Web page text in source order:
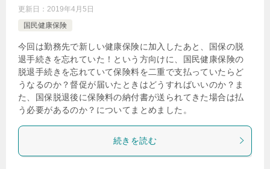
更新日： 2019年4月5日
国民健康保険
今回は勤務先で新しい健康保険に加入したあと、国保の脱
退手続きを忘れていた！という方向けに、国民健康保険の
脱退手続きを忘れていて保険料を二重で支払っていたらど
うなるのか？督促が届いたときはどうすればいいのか？ま
た、国保脱退後に保険料の納付書が送られてきた場合は払
う必要があるのか？についてまとめました。
続きを読む